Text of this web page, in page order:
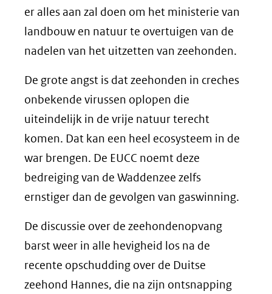
er alles aan zal doen om het ministerie van
landbouw en natuur te overtuigen van de
nadelen van het uitzetten van zeehonden.
De grote angst is dat zeehonden in creches
onbekende virussen oplopen die
uiteindelijk in de vrije natuur terecht
komen. Dat kan een heel ecosysteem in de
war brengen. De EUCC noemt deze
bedreiging van de Waddenzee zelfs
ernstiger dan de gevolgen van gaswinning.
De discussie over de zeehondenopvang
barst weer in alle hevigheid los na de
recente opschudding over de Duitse
zeehond Hannes, die na zijn ontsnapping